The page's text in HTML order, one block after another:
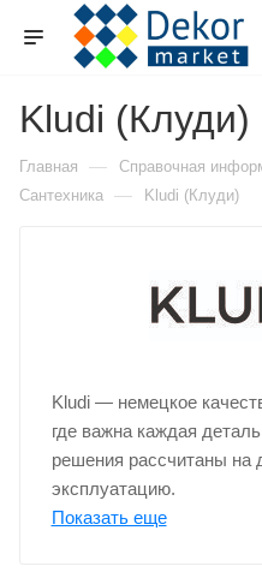
Kludi (Клуди)
Главная — Справочная
Сантехника — Kludi (Клуди)
Kludi — немецкое
где важна каждая
решения рассчитаны
эксплуатацию.
Показать еще